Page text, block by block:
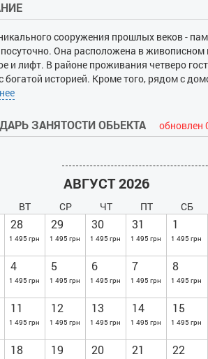
сооружения прошлых веков -
Она расположена в
и лифт. В районе проживания четверо
богатой историей. Кроме того, рядом с
а также Софийский собор, ТРЦ
и кондиционер. Функциональная кухня
санузле установлена просторная
ЗАНЯТОСТИ ОБЬЕКТА обновлен
АВГУСТ 2026
ВТ СР ЧТ ПТ СБ
28
1 495 грн
29
1 495 грн
30
1 495 грн
31
1 495 грн
1
1 495 грн
4
1 495 грн
5
1 495 грн
6
1 495 грн
7
1 495 грн
8
1 495 грн
11
1 495 грн
12
1 495 грн
13
1 495 грн
14
1 495 грн
15
1 495 грн
18 19 20 21 22